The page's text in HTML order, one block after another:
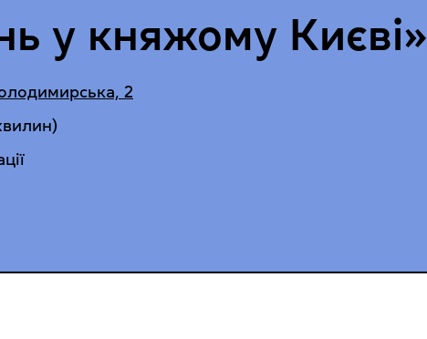
у княжому Києві»
2